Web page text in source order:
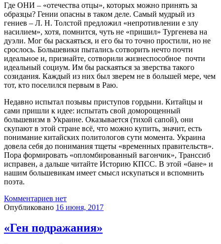
Где ОНИ – «отечества отцы», которых можно принять за
образцы? Гении опасны в таком деле. Самый мудрый из
гениев – Л. Н. Толстой предложил «непротивлении е злу
насилием», хотя, помнится, чуть не «пришил» Тургенева на
дуэли. Мог бы раскаяться, и его бы то точно простили, но не
срослось. Большевики пытались сотворить нечто почти
идеальное и, признайте, сотворили жизнеспособное почти
идеальный социум. Им бы раскаяться за зверства такого
созидания. Каждый из них был зверем не в большей мере, чем
тот, кто поселился первым в Раю.
Недавно испытал позывы приступов гордыни. Китайцы и
сами пришли к идее: испытать свой доморощенный
большевизм в Украине. Оказывается (тихой сапой), они
скупают в этой стране всё, что можно купить, значит, есть
понимание китайских политологов сути момента. Украина
довела себя до понимания тщеты «временных правительств».
Пора формировать «опломбированный вагончик», Транссиб
исправен, а дальше читайте Историю КПСС. В этой «бане» и
нашим большевикам имеет смысл искупаться и вспомнить
поэта.
Комментариев нет
Опубликовано 16 июня, 2017
«Ген подражания»